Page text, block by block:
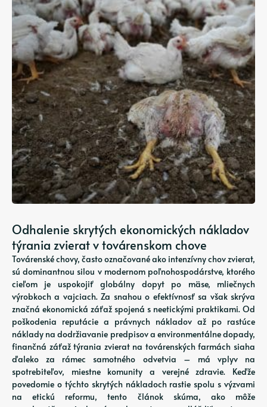
Odhalenie skrytých ekonomických nákladov
týrania zvierat v továrenskom chove
Továrenské chovy, často označované ako intenzívny chov zvierat,
sú dominantnou silou v modernom poľnohospodárstve, ktorého
cieľom je uspokojiť globálny dopyt po mäse, mliečnych
výrobkoch a vajciach. Za snahou o efektívnosť sa však skrýva
značná ekonomická záťaž spojená s neetickými praktikami. Od
poškodenia reputácie a právnych nákladov až po rastúce
náklady na dodržiavanie predpisov a environmentálne dopady,
finančná záťaž týrania zvierat na továrenských farmách siaha
ďaleko za rámec samotného odvetvia – má vplyv na
spotrebiteľov, miestne komunity a verejné zdravie. Keďže
povedomie o týchto skrytých nákladoch rastie spolu s výzvami
na etickú reformu, tento článok skúma, ako môže